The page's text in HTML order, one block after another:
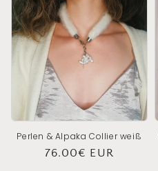
Perlen & Alpaka Collier weiß
Normaler
76.00€ EUR